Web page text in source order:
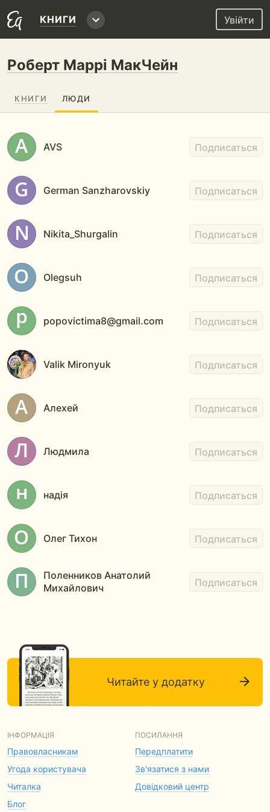
КНИГИ Увійти
Роберт Маррі МакЧейн
КНИГИ ЛЮДИ
AVS Подписаться
German Sanzharovskiy Подписаться
Nikita_Shurgalin Подписаться
Olegsuh Подписаться
popovictima8@gmail.com Подписаться
Valik Mironyuk Подписаться
Алехей Подписаться
Людмила Подписаться
надія Подписаться
Олег Тихон Подписаться
Поленников Анатолий
Михайлович
Подписаться
Читайте у додатку
ІНФОРМАЦІЯ
Правовласникам
Угода користувача
Читалка
Блог
ПОСИЛАННЯ
Передплатити
Зв'язатися з нами
Довідковий центр